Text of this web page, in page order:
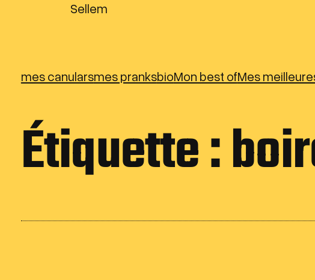
Sellem
mes canularsmes pranksbioMon best ofMes
Étiquette :